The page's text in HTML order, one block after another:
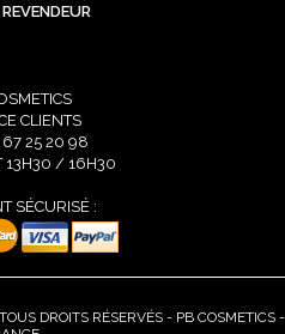
CLIENTS
67 25 20 98
13H30 / 16H30
SÉCURISÉ :
DROITS RÉSERVÉS - PB COSMETICS -